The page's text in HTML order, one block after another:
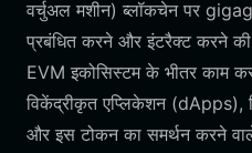
वर्चुअल मशीन) ब्लॉकचेन पर
प्रबंधित करने और इंटरैक्ट करने
EVM इकोसिस्टम के भीतर काम
विकेंद्रीकृत एप्लिकेशन
और इस टोकन का समर्थन करने वाले